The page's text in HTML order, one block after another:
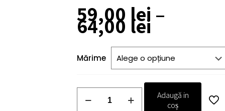
59,00 lei –
64,00 lei Interval
prețuri:
59,00 lei
până
la
64,00 lei
Mărime
Adaugă in
coș